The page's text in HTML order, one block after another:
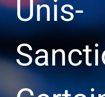
Unis-